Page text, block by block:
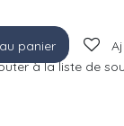
à la liste de
panier